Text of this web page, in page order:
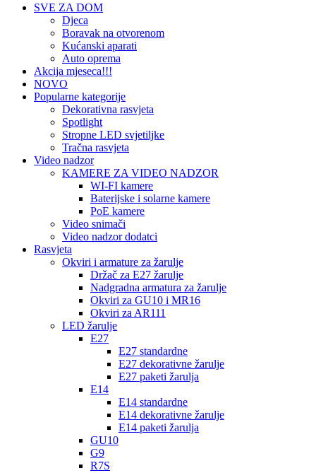
SVE ZA DOM
Djeca
Boravak na otvorenom
Kućanski aparati
Auto oprema
Akcija mjeseca!!!
NOVO
Popularne kategorije
Dekorativna rasvjeta
Spotlight
Stropne LED svjetiljke
Tračna rasvjeta
Video nadzor
KAMERE ZA VIDEO NADZOR
WI-FI kamere
Baterijske i solarne kamere
PoE kamere
Video snimači
Video nadzor dodatci
Rasvjeta
Okviri i armature za žarulje
Držač za E27 žarulje
Nadgradna armatura za žarulje
Okviri za GU10 i MR16
Okviri za AR111
LED žarulje
E27
E27 standardne
E27 dekorativne žarulje
E27 paketi žarulja
E14
E14 standardne
E14 dekorativne žarulje
E14 paketi žarulja
GU10
G9
R7S